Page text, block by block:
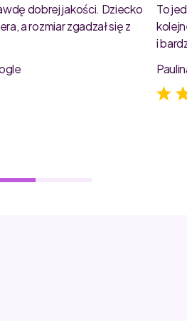
dobrej jakości. Dziecko
a rozmiar zgadzał się z
To
i